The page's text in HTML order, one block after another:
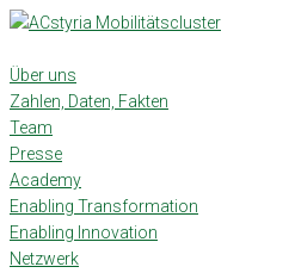
Skip
content
Über uns
Zahlen, Daten, Fakten
Team
Presse
Academy
Enabling Transformation
Enabling Innovation
Netzwerk